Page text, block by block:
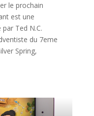
le prochain
est une
Ted N.C.
du 7eme
Spring,